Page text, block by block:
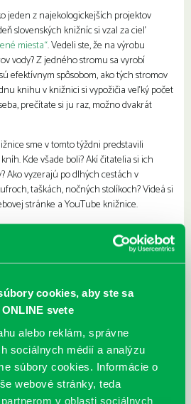
cookies, aby ste sa
svete
alebo reklám, správne
sociálnych médií a analýzu
súbory cookies. Informácie o
webové stránky, teda
v oblasti sociálnych
jeden z najekologickejších projektov
slovenských knižníc si vzal za cieľ
miesta“. Vedeli ste, že na výrobu
vody? Z jedného stromu sa vyrobí
efektívnym spôsobom, ako tých stromov
knihu v knižnici si vypožičia veľký počet
prečítate si ju raz, možno dvakrát
sme v tomto týždni predstavili
Kde všade boli? Akí čitatelia si ich
Ako vyzerajú po dlhých cestách v
taškách, nočných stolíkoch? Videá si
stránke a YouTube knižnice.
knižnica.